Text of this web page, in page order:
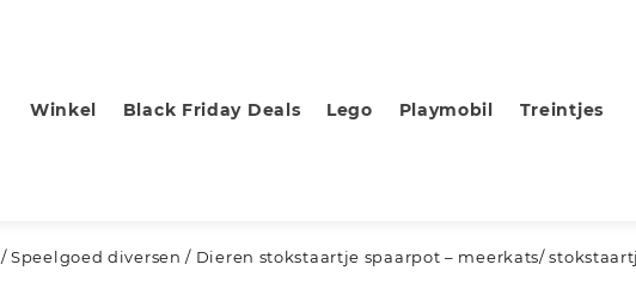
Winkel Black Friday Deals Lego Playmobil Treintjes
/Speelgoed diversen / Dieren stokstaartje spaarpot – meerkats/